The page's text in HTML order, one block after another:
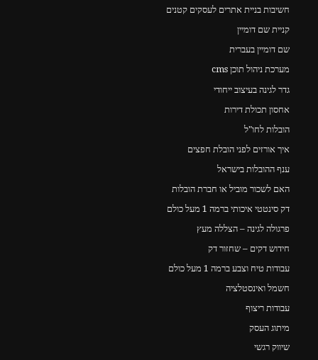
חשיבות בניית אתרים לעסקים קטנים
קניית שם דומיין
שם דומיין בעברית
מערכת ניהול תוכן cms
גדר לגינה בעיצוב ייחודי
אחסון תכולת דירות
הובלות לחו"ל
איך אורזים לפני הובלת חפצים
ענף ההובלות בישראל
האם לשכור מוביל או חברת הובלות
דק סינטטי איכותי ברמה 1 מעל כולם
פרגולה לגינה – הצללה מעץ
חידוש דקים – שחזור דק
עבודות טיח וצבע ברמה 1 מעל כולם
חשמל ואינסטלציה
עבודות ריצוף
מיתוג העסק
שיווק רגשי